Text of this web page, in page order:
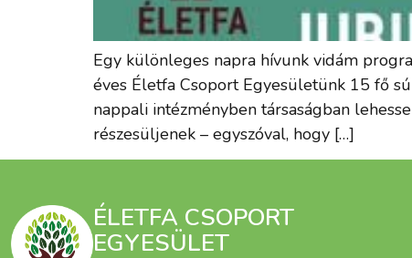
Egy különleges napra hívunk vidám
éves Életfa Csoport Egyesületünk 15 fő
nappali intézményben társaságban
részesüljenek – egyszóval, hogy […]
ÉLETFA CSOPORT
EGYESÜLET